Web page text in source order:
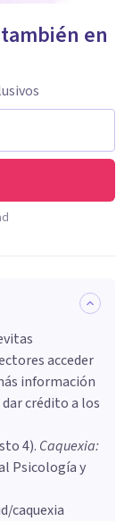
en
acceder
información
crédito a los
4). Caquexia:
Psicología y
caquexia